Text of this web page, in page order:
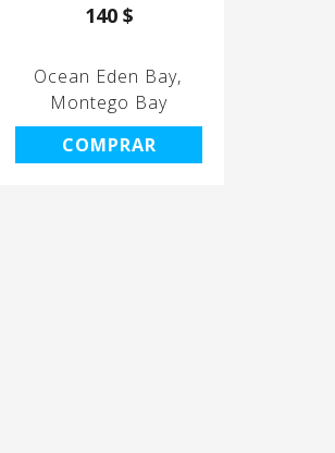
140 $
Ocean Eden Bay
Montego Bay
COMPRAR